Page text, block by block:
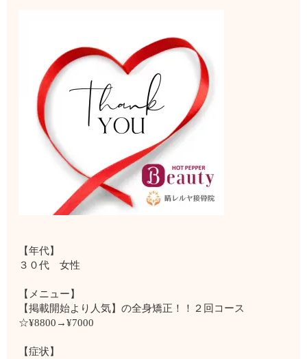
【年代】
３０代 女性
【メニュー】
【掲載開始より人気】の全身矯正！！２回コース
☆¥8800→¥7000
【症状】